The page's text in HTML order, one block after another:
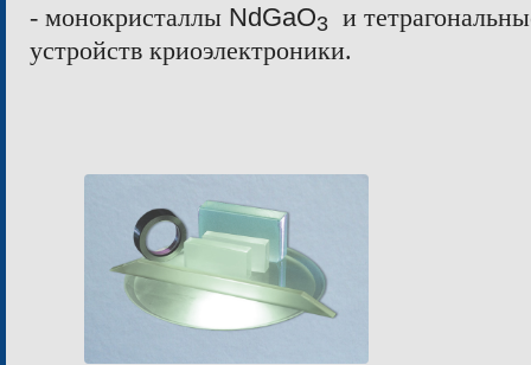
- монокристаллы NdGaO3 и
устройств криоэлектроники.